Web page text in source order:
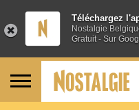
Téléchargez
Nostalgie
Gratuit - Sur